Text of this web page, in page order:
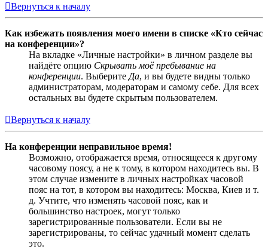
Вернуться к началу
Как избежать появления моего имени в списке «Кто сейчас
на конференции»?
На вкладке «Личные настройки» в личном разделе вы
найдёте опцию Скрывать моё пребывание на
конференции. Выберите Да, и вы будете видны только
администраторам, модераторам и самому себе. Для всех
остальных вы будете скрытым пользователем.
Вернуться к началу
На конференции неправильное время!
Возможно, отображается время, относящееся к другому
часовому поясу, а не к тому, в котором находитесь вы. В
этом случае измените в личных настройках часовой
пояс на тот, в котором вы находитесь: Москва, Киев и т.
д. Учтите, что изменять часовой пояс, как и
большинство настроек, могут только
зарегистрированные пользователи. Если вы не
зарегистрированы, то сейчас удачный момент сделать
это.